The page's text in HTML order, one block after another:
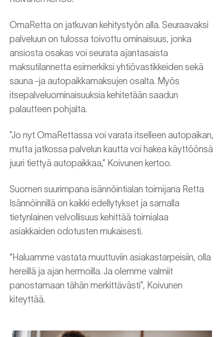
OmaRetta on jatkuvan kehitystyön alla. Seuraavaksi
palveluun on tulossa toivottu ominaisuus, jonka
ansiosta osakas voi seurata ajantasaista
maksutilannetta esimerkiksi yhtiövastikkeiden sekä
sauna -ja autopaikkamaksujen osalta. Myös
itsepalveluominaisuuksia kehitetään saadun
palautteen pohjalta.
”Jo nyt OmaRettassa voi varata itselleen autopaikan,
mutta jatkossa palvelun kautta voi hakea käyttöönsä
juuri tiettyä autopaikkaa,” Koivunen kertoo.
Suomen suurimpana isännöintialan toimijana Retta
Isännöinnillä on kaikki edellytykset ja samalla
tietynlainen velvollisuus kehittää toimialaa
asiakkaiden odotusten mukaisesti.
“Haluamme vastata muuttuviin asiakastarpeisiin, olla
hereillä ja ajan hermoilla. Ja olemme valmiit
panostamaan tähän merkittävästi”, Koivunen
kiteyttää.